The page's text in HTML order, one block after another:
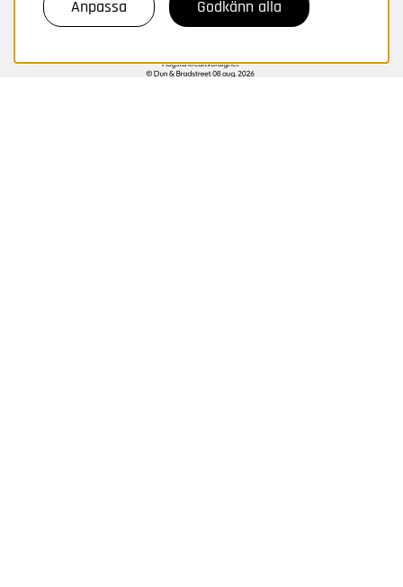
Anpassa Godkänn alla